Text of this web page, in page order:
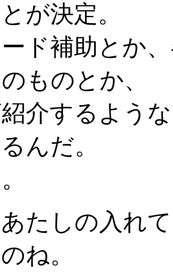
が決定。
ド補助とか
ものとか、
介するよう
んだ。
たしの入れ
ね。